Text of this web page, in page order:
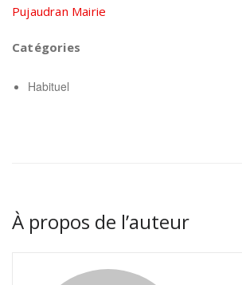
Pujaudran Mairie
Catégories
Habituel
À propos de l’auteur